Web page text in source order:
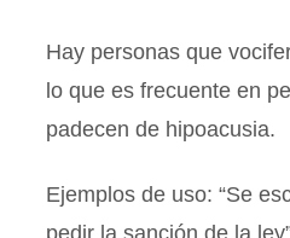
Hay personas que
lo que es frecuente en
padecen de hipoacusia.
Ejemplos de uso: “Se
pedir la sanción de la